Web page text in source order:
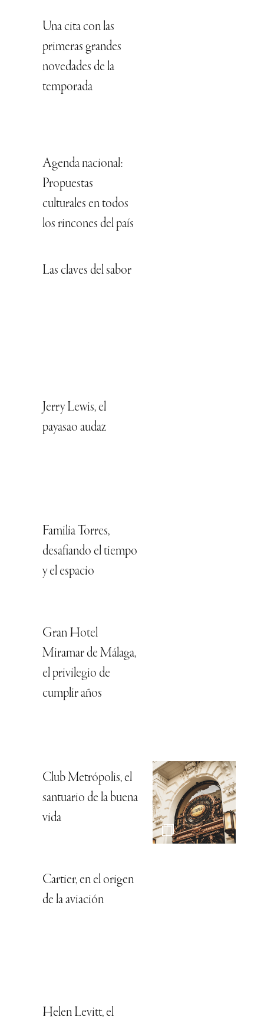
Una cita con las
primeras grandes
novedades de la
temporada
Agenda nacional:
Propuestas
culturales en todos
los rincones del país
Las claves del sabor
Jerry Lewis, el
payasao audaz
Familia Torres,
desafiando el tiempo
y el espacio
Gran Hotel
Miramar de Málaga,
el privilegio de
cumplir años
Club Metrópolis, el
santuario de la buena
vida
Cartier, en el origen
de la aviación
Helen Levitt, el